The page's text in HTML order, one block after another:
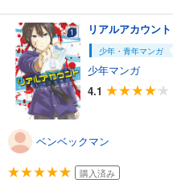
リアルアカウント
少年・青年マンガ
少年マンガ
4.1
ベンベックマン
購入済み